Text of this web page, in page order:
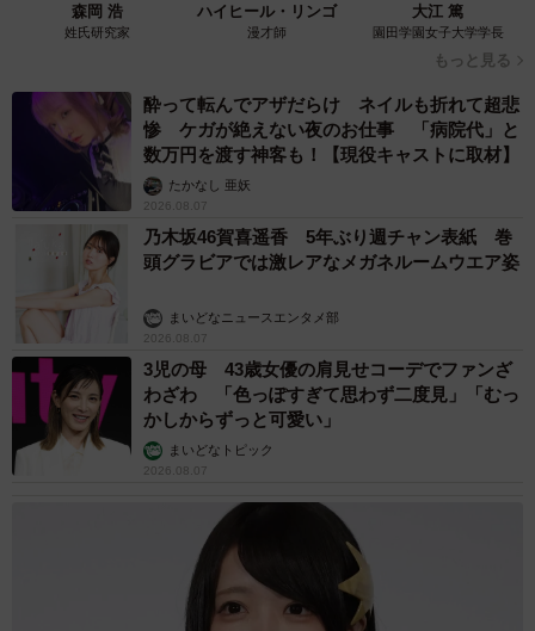
森岡 浩
姓氏研究家
ハイヒール・リンゴ
漫才師
大江 篤
園田学園女子大学学長
もっと見る
酔って転んでアザだらけ ネイルも折れて超悲
惨 ケガが絶えない夜のお仕事 「病院代」と
数万円を渡す神客も！【現役キャストに取材】
たかなし 亜妖
2026.08.07
乃木坂46賀喜遥香 5年ぶり週チャン表紙 巻
頭グラビアでは激レアなメガネルームウエア姿
まいどなニュースエンタメ部
2026.08.07
3児の母 43歳女優の肩見せコーデでファンざ
わざわ 「色っぽすぎて思わず二度見」「むっ
かしからずっと可愛い」
まいどなトピック
2026.08.07